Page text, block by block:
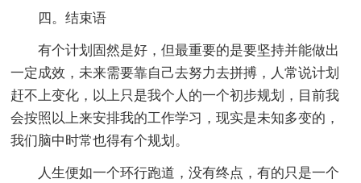
四。结束语
有个计划固然是好，但最重要的是要坚持并能做出
一定成效，未来需要靠自己去努力去拼搏，人常说计划
赶不上变化，以上只是我个人的一个初步规划，目前我
会按照以上来安排我的工作学习，现实是未知多变的，
我们脑中时常也得有个规划。
人生便如一个环行跑道，没有终点，有的只是一个